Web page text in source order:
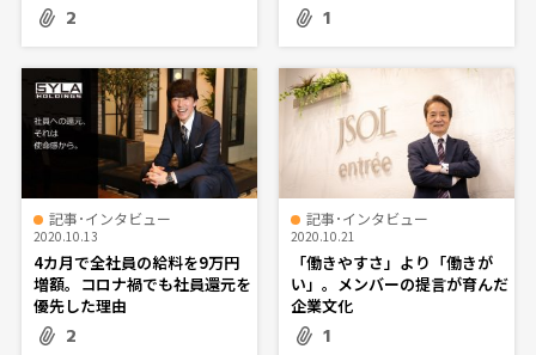
2 1
記事･インタビュー
2020.10.13
4カ月で全社員の給料を9万円
増額。コロナ禍でも社員還元を
優先した理由
2
記事･インタビュー
2020.10.21
「働きやすさ」より「働きが
い」。メンバーの提言が育んだ
企業文化
1